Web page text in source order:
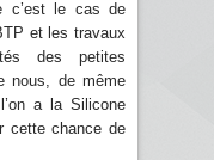
c’est le cas de
et les travaux
des petites
nous, de même
a la Silicone
cette chance de